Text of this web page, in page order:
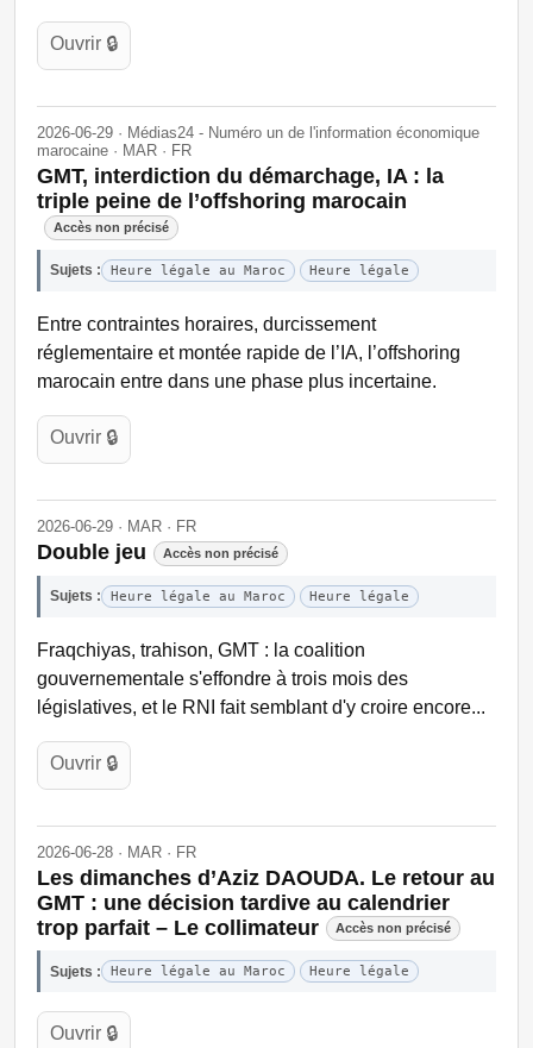
Ouvrir 🔒
2026-06-29 · Médias24 - Numéro un de l'information économique
marocaine · MAR · FR
GMT, interdiction du démarchage, IA : la
triple peine de l’offshoring marocain
Accès non précisé
Sujets : Heure légale au Maroc Heure légale
Entre contraintes horaires, durcissement
réglementaire et montée rapide de l’IA, l’offshoring
marocain entre dans une phase plus incertaine.
Ouvrir 🔒
2026-06-29 · MAR · FR
Double jeu Accès non précisé
Sujets : Heure légale au Maroc Heure légale
Fraqchiyas, trahison, GMT : la coalition
gouvernementale s'effondre à trois mois des
législatives, et le RNI fait semblant d'y croire encore...
Ouvrir 🔒
2026-06-28 · MAR · FR
Les dimanches d’Aziz DAOUDA. Le retour au
GMT : une décision tardive au calendrier
trop parfait – Le collimateur
Accès non précisé
Sujets : Heure légale au Maroc Heure légale
Ouvrir 🔒